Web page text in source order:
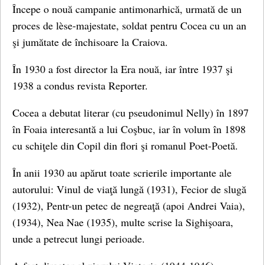
Începe o nouă campanie antimonarhică, urmată de un
proces de lèse-majestate, soldat pentru Cocea cu un an
şi jumătate de închisoare la Craiova.
În 1930 a fost director la Era nouă, iar între 1937 şi
1938 a condus revista Reporter.
Cocea a debutat literar (cu pseudonimul Nelly) în 1897
în Foaia interesantă a lui Coşbuc, iar în volum în 1898
cu schiţele din Copil din flori şi romanul Poet-Poetă.
În anii 1930 au apărut toate scrierile importante ale
autorului: Vinul de viaţă lungă (1931), Fecior de slugă
(1932), Pentr-un petec de negreaţă (apoi Andrei Vaia),
(1934), Nea Nae (1935), multe scrise la Sighişoara,
unde a petrecut lungi perioade.